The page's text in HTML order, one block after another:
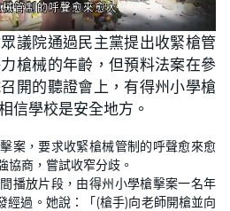
眾議院通過民主黨提出收緊槍管
槍械的年齡，但預料法案在參
開的聽證會上，有得州小學槍
信學校是安全地方。
案，要求收緊槍械管制的呼聲愈來愈
協商，嘗試收窄分歧。
播放片段，由得州小學槍擊案一名年
經過。她說：「(槍手)向老師開槍並向